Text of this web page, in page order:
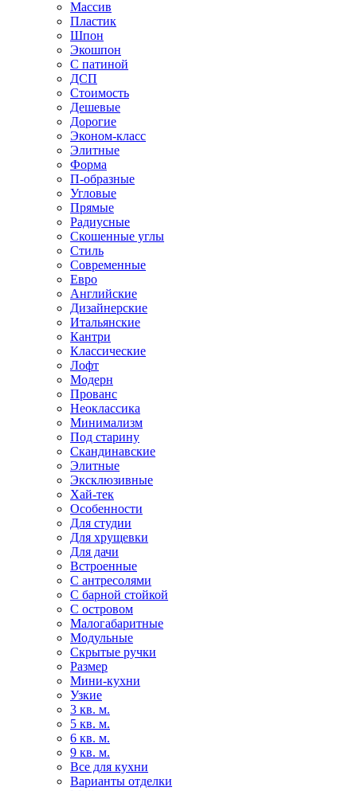
Массив
Пластик
Шпон
Экошпон
С патиной
ДСП
Стоимость
Дешевые
Дорогие
Эконом-класс
Элитные
Форма
П-образные
Угловые
Прямые
Радиусные
Скошенные углы
Стиль
Современные
Евро
Английские
Дизайнерские
Итальянские
Кантри
Классические
Лофт
Модерн
Прованс
Неоклассика
Минимализм
Под старину
Скандинавские
Элитные
Эксклюзивные
Хай-тек
Особенности
Для студии
Для хрущевки
Для дачи
Встроенные
С антресолями
С барной стойкой
С островом
Малогабаритные
Модульные
Скрытые ручки
Размер
Мини-кухни
Узкие
3 кв. м.
5 кв. м.
6 кв. м.
9 кв. м.
Все для кухни
Варианты отделки